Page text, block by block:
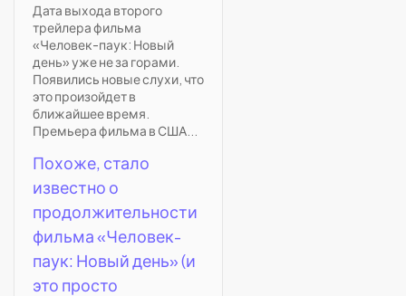
Дата выхода второго
трейлера фильма
«Человек-паук: Новый
день» уже не за горами.
Появились новые слухи, что
это произойдет в
ближайшее время.
Премьера фильма в США...
Похоже, стало
известно о
продолжительности
фильма «Человек-
паук: Новый день» (и
это просто